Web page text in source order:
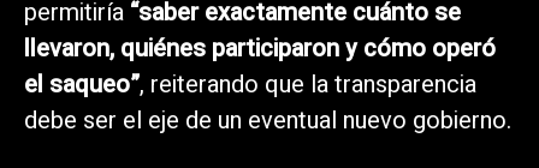
permitiría “saber exactamente cuánto se
llevaron, quiénes participaron y cómo operó
el saqueo”, reiterando que la transparencia
debe ser el eje de un eventual nuevo gobierno.